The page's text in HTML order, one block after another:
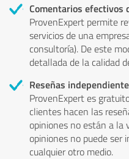
Comentarios efectivos
ProvenExpert permite
servicios de una
consultoría). De este
detallada de la calidad
Reseñas
ProvenExpert es
clientes hacen las
opiniones no están a la
opiniones no puede ser
cualquier otro medio.